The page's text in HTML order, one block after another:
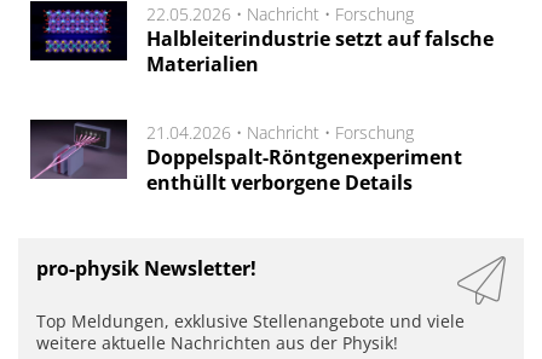
22.05.2026 • Nachricht • Forschung
Halbleiterindustrie setzt auf falsche
Materialien
21.04.2026 • Nachricht • Forschung
Doppelspalt-Röntgenexperiment
enthüllt verborgene Details
pro-physik Newsletter!
Top Meldungen, exklusive Stellenangebote und viele
weitere aktuelle Nachrichten aus der Physik!